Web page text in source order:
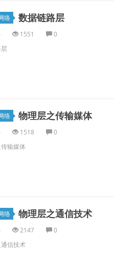
络 数据链路层
1551
0
络 物理层之传输媒体
1518
0
输媒体
络 物理层之通信技术
2147
0
信技术